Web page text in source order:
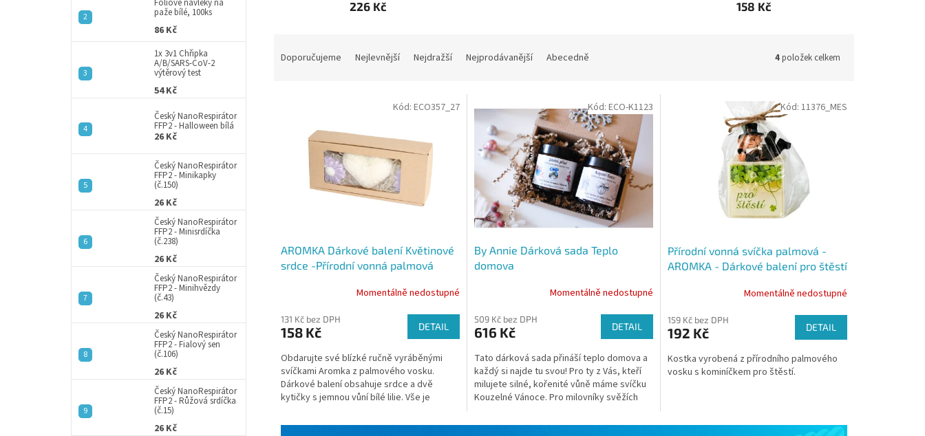
paže bílé, 100ks
86 Kč
1x 3v1 Chřipka
A/B/SARS-CoV-2
výtěrový test
54 Kč
Český NanoRespirátor
FFP2 - Halloween bílá
26 Kč
Český NanoRespirátor
FFP2 - Minikapky
(č.150)
26 Kč
Český NanoRespirátor
FFP2 - Minisrdíčka
(č.238)
26 Kč
Český NanoRespirátor
FFP2 - Minihvězdy
(č.43)
26 Kč
Český NanoRespirátor
FFP2 - Fialový sen
(č.106)
26 Kč
Český NanoRespirátor
FFP2 - Růžová srdíčka
(č.15)
26 Kč
226 Kč
158 Kč
Doporučujeme Nejlevnější Nejdražší Nejprodávanější Abecedně 4položek celkem
AROMKA Dárkové balení Květinové
srdce -Přírodní vonná palmová
Momentálně nedostupné
131 Kč bez DPH
158 Kč DETAIL
Obdarujte své blízké ručně vyráběnými
svíčkami Aromka z palmového vosku.
Dárkové balení obsahuje srdce a dvě
kytičky s jemnou vůní bílé lilie. Vše je
Kód: ECO357_27
By Annie Dárková sada Teplo
domova
Momentálně nedostupné
509 Kč bez DPH
616 Kč DETAIL
Tato dárková sada přináší teplo domova a
každý si najde tu svou! Pro ty z Vás, kteří
milujete silné, kořenité vůně máme svíčku
Kouzelné Vánoce. Pro milovníky svěžích
Kód: ECO-K1123
Přírodní vonná svíčka palmová -
AROMKA - Dárkové balení pro štěstí
Momentálně nedostupné
159 Kč bez DPH
192 Kč DETAIL
Kostka vyrobená z přírodního palmového
vosku s kominíčkem pro štěstí.
Kód: 11376_MES